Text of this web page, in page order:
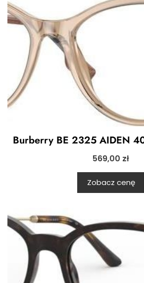
Burberry BE 2325 AIDEN
569,00 zł
Zobacz cenę